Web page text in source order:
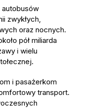
autobusów
zwykłych,
oraz nocnych.
pół miliarda
i wielu
i pasażerkom
transport.